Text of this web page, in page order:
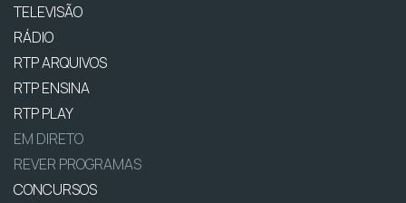
TELEVISÃO
RÁDIO
RTP ARQUIVOS
RTP ENSINA
RTP PLAY
EM DIRETO
REVER PROGRAMAS
CONCURSOS